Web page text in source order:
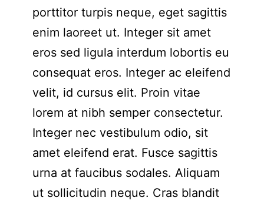
porttitor turpis neque, eget sagittis
enim laoreet ut. Integer sit amet
eros sed ligula interdum lobortis eu
consequat eros. Integer ac eleifend
velit, id cursus elit. Proin vitae
lorem at nibh semper consectetur.
Integer nec vestibulum odio, sit
amet eleifend erat. Fusce sagittis
urna at faucibus sodales. Aliquam
ut sollicitudin neque. Cras blandit